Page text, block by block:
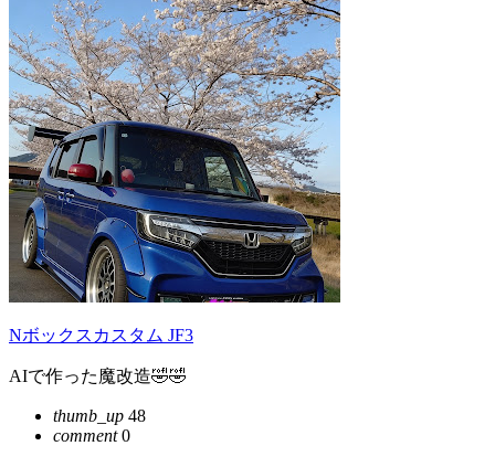
Nボックスカスタム JF3
AIで作った魔改造🤣🤣
thumb_up 48
comment0